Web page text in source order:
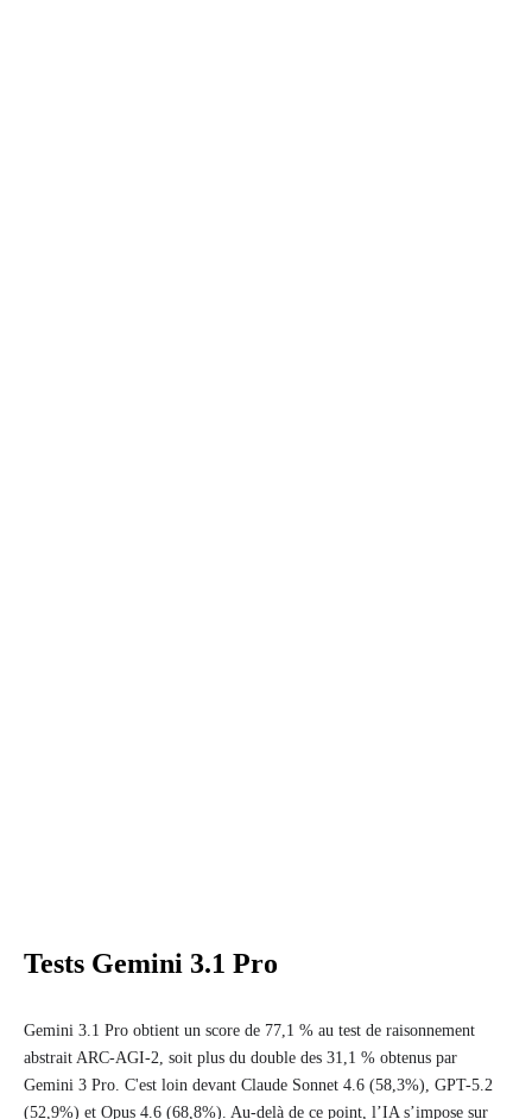
Tests Gemini 3.1 Pro
Gemini 3.1 Pro obtient un score de 77,1 % au test de raisonnement
abstrait ARC-AGI-2, soit plus du double des 31,1 % obtenus par
Gemini 3 Pro. C'est loin devant Claude Sonnet 4.6 (58,3%), GPT-5.2
(52,9%) et Opus 4.6 (68,8%). Au-delà de ce point, l’IA s’impose sur